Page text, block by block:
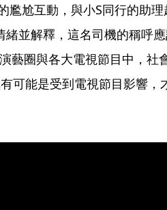
尷尬互動，與小S同行的助
緒並解釋，這名司機的稱呼
藝圈與各大電視節目中，社
可能是受到電視節目影響，